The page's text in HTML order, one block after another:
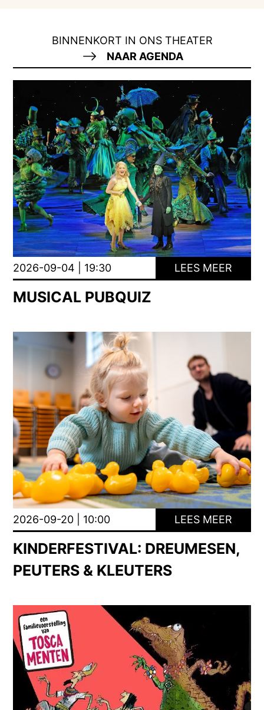
BINNENKORT IN ONS THEATER
NAAR AGENDA
2026-09-04 | 19:30 LEES MEER
MUSICAL PUBQUIZ
2026-09-20 | 10:00 LEES MEER
KINDERFESTIVAL: DREUMESEN,
PEUTERS & KLEUTERS